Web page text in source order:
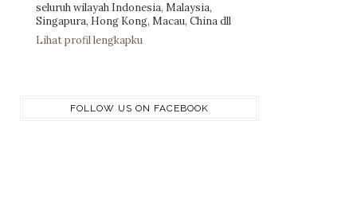
seluruh wilayah Indonesia, Malaysia,
Singapura, Hong Kong, Macau, China dll
Lihat profil lengkapku
FOLLOW US ON FACEBOOK